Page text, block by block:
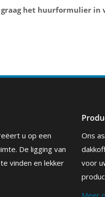
het huurformulier in
u op een
De ligging van
vinden en lekker
Ons
voor
Meer